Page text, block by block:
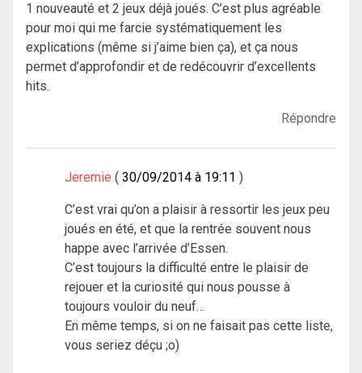
1 nouveauté et 2 jeux déjà joués. C’est plus agréable
pour moi qui me farcie systématiquement les
explications (même si j’aime bien ça), et ça nous
permet d’approfondir et de redécouvrir d’excellents
hits.
Répondre
Jeremie 30/09/2014 à 19:11
C’est vrai qu’on a plaisir à ressortir les jeux peu
joués en été, et que la rentrée souvent nous
happe avec l’arrivée d’Essen.
C’est toujours la difficulté entre le plaisir de
rejouer et la curiosité qui nous pousse à
toujours vouloir du neuf…
En même temps, si on ne faisait pas cette liste,
vous seriez déçu ;o)